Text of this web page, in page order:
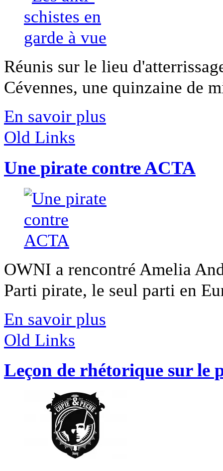
Réunis sur le lieu
Cévennes, une quinzaine de
En savoir plus
Old Links
Une pirate contre ACTA
OWNI a rencontré Amelia
Parti pirate, le seul parti en
En savoir plus
Old Links
Leçon de rhétorique sur le